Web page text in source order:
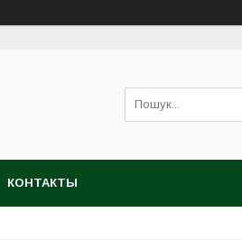
КОНТАКТЫ